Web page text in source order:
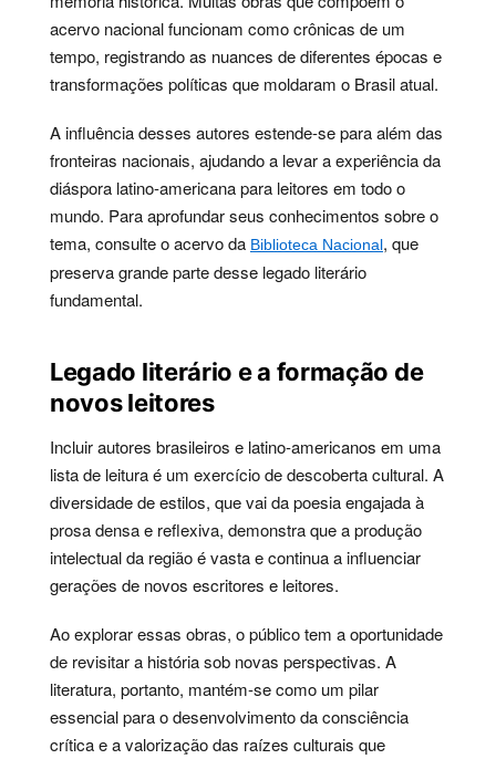
acervo nacional funcionam como crônicas de um
tempo, registrando as nuances de diferentes épocas e
transformações políticas que moldaram o Brasil atual.
A influência desses autores estende-se para além das
fronteiras nacionais, ajudando a levar a experiência da
diáspora latino-americana para leitores em todo o
mundo. Para aprofundar seus conhecimentos sobre o
tema, consulte o acervo da Biblioteca Nacional, que
preserva grande parte desse legado literário
fundamental.
Legado literário e a formação de
novos leitores
Incluir autores brasileiros e latino-americanos em uma
lista de leitura é um exercício de descoberta cultural. A
diversidade de estilos, que vai da poesia engajada à
prosa densa e reflexiva, demonstra que a produção
intelectual da região é vasta e continua a influenciar
gerações de novos escritores e leitores.
Ao explorar essas obras, o público tem a oportunidade
de revisitar a história sob novas perspectivas. A
literatura, portanto, mantém-se como um pilar
essencial para o desenvolvimento da consciência
crítica e a valorização das raízes culturais que